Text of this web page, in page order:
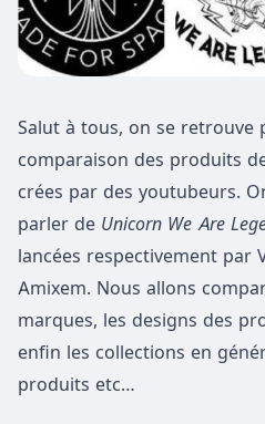
Salut à tous, on se retrouve
comparaison des produits
crées par des youtubeurs.
parler de Unicorn We Are
lancées respectivement par
Amixem. Nous allons
marques, les designs des
enfin les collections en
produits etc…